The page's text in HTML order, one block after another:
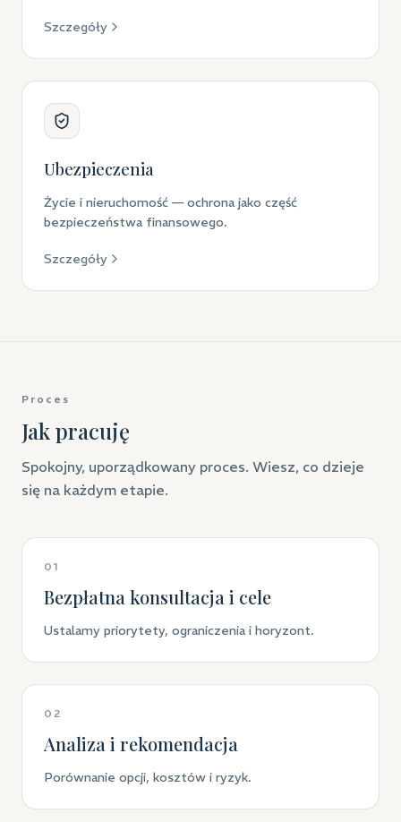
Szczegóły
Ubezpieczenia
Życie i nieruchomość — ochrona jako część
bezpieczeństwa finansowego.
Szczegóły
Proces
Jak pracuję
Spokojny, uporządkowany proces. Wiesz, co dzieje
się na każdym etapie.
01
Bezpłatna konsultacja i cele
Ustalamy priorytety, ograniczenia i horyzont.
02
Analiza i rekomendacja
Porównanie opcji, kosztów i ryzyk.